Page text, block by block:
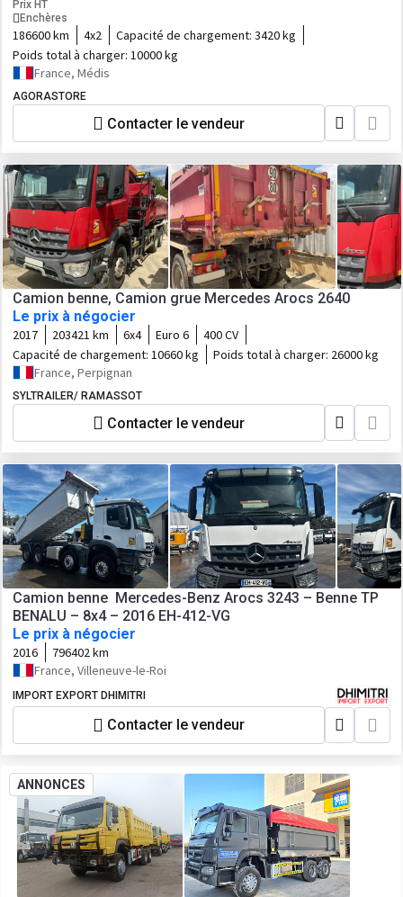
Prix HT
Enchères
186600 km 4x2 Capacité de chargement: 3420 kg
Poids total à charger: 10000 kg
France, Médis
AGORASTORE
Contacter le vendeur
Camion benne, Camion grue Mercedes Arocs 2640
Le prix à négocier
2017 203421 km 6x4 Euro 6
400 CV
Capacité de chargement: 10660 kg Poids total à charger: 26000 kg
France, Perpignan
SYLTRAILER/ RAMASSOT
Contacter le vendeur
Camion benne Mercedes-Benz Arocs 3243 – Benne TP
BENALU – 8x4 – 2016 EH-412-VG
Le prix à négocier
2016
796402 km
France, Villeneuve-le-Roi
IMPORT EXPORT DHIMITRI
Contacter le vendeur
ANNONCES